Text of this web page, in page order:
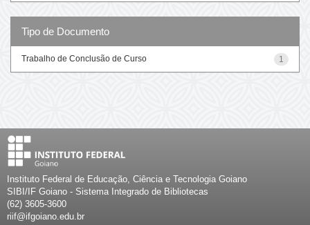
Tipo de Documento
1
Trabalho de Conclusão de Curso
Instituto Federal de Educação, Ciência e Tecnologia Goiano
SIBI/IF Goiano - Sistema Integrado de Bibliotecas
(62) 3605-3600
riif@ifgoiano.edu.br